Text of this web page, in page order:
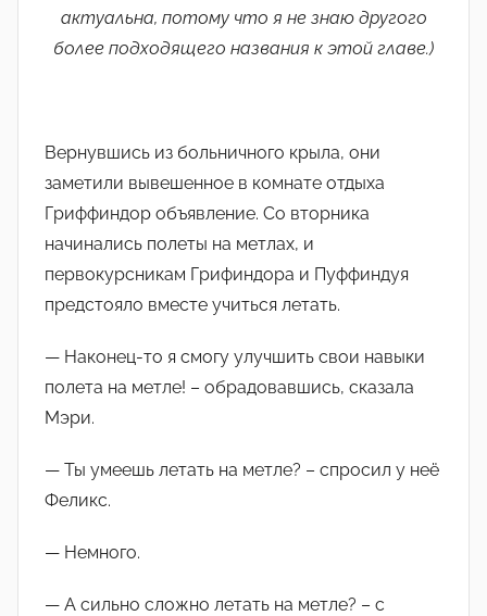
актуальна, потому что я не знаю другого
более подходящего названия к этой главе.)
Вернувшись из больничного крыла, они
заметили вывешенное в комнате отдыха
Гриффиндор объявление. Со вторника
начинались полеты на метлах, и
первокурсникам Грифиндора и Пуффиндуя
предстояло вместе учиться летать.
— Наконец-то я смогу улучшить свои навыки
полета на метле! – обрадовавшись, сказала
Мэри.
— Ты умеешь летать на метле? – спросил у неё
Феликс.
— Немного.
— А сильно сложно летать на метле? – с